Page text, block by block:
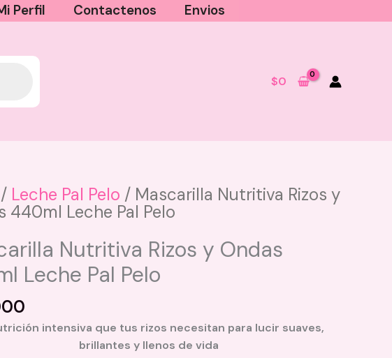
Perfil Contactenos Envios
$0
/ Leche Pal Pelo / Mascarilla Nutritiva Rizos y
440ml Leche Pal Pelo
Nutritiva Rizos y Ondas
Leche Pal Pelo
intensiva que tus rizos necesitan para lucir suaves,
brillantes y llenos de vida
Acondicionador Reparador
Sensse
tiene